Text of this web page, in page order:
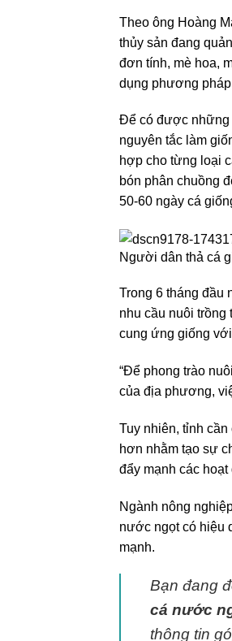
Theo ông Hoàng
thủy sản đang
đơn tính, mè hoa,
dụng phương pháp
Để có được những
nguyên tắc làm
hợp cho từng loại
bón phân chuồng
50-60 ngày cá
Người dân thả cá
Trong 6 tháng đầu
nhu cầu nuôi
cung ứng giống
“Để phong trào
của địa phương,
Tuy nhiên, tỉnh
hơn nhằm tạo sự
đẩy mạnh các
Ngành nông
nước ngọt có hiệu
mạnh.
Bạn đang
cá nước
thông tin